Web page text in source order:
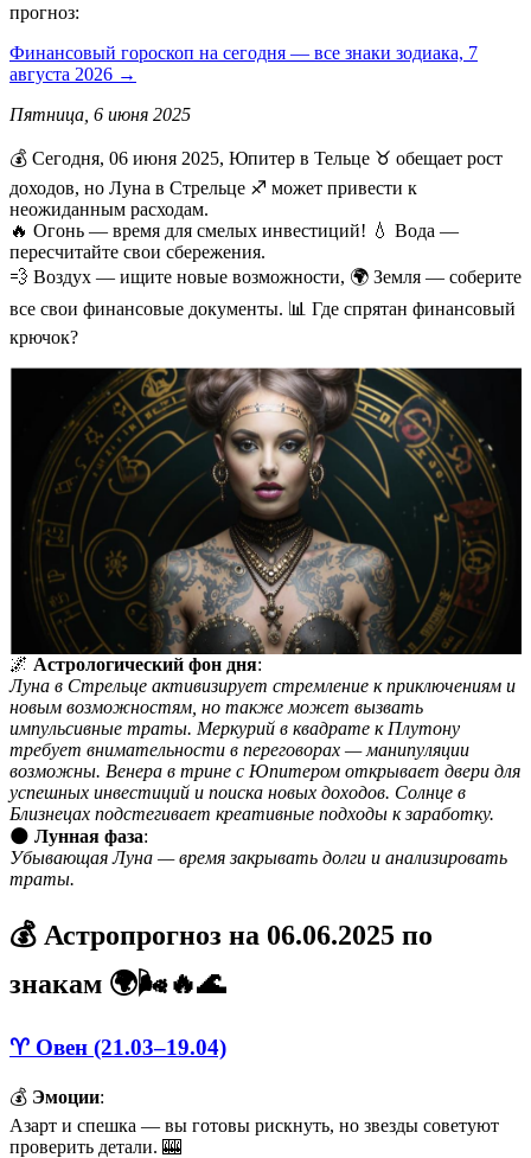
прогноз:
Финансовый гороскоп на сегодня — все знаки зодиака, 7
августа 2026 →
Пятница, 6 июня 2025
💰 Сегодня, 06 июня 2025, Юпитер в Тельце ♉ обещает рост
доходов, но Луна в Стрельце ♐ может привести к
неожиданным расходам.
🔥 Огонь — время для смелых инвестиций! 💧 Вода —
пересчитайте свои сбережения.
💨 Воздух — ищите новые возможности, 🌍 Земля — соберите
все свои финансовые документы. 📊 Где спрятан финансовый
крючок?
🌌 Астрологический фон дня:
Луна в Стрельце активизирует стремление к приключениям и
новым возможностям, но также может вызвать
импульсивные траты. Меркурий в квадрате к Плутону
требует внимательности в переговорах — манипуляции
возможны. Венера в трине с Юпитером открывает двери для
успешных инвестиций и поиска новых доходов. Солнце в
Близнецах подстегивает креативные подходы к заработку.
🌑 Лунная фаза:
Убывающая Луна — время закрывать долги и анализировать
траты.
💰 Астропрогноз на 06.06.2025 по
знакам 🌍🌬️🔥🌊
♈ Овен (21.03–19.04)
💰 Эмоции:
Азарт и спешка — вы готовы рискнуть, но звезды советуют
проверить детали. 🎰